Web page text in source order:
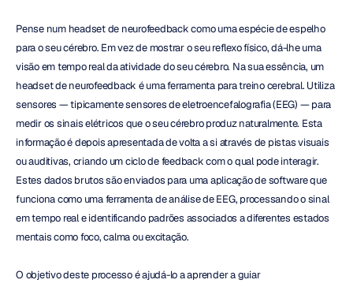
Pense num headset de neurofeedback como uma espécie de espelho
para o seu cérebro. Em vez de mostrar o seu reflexo físico, dá-lhe uma
visão em tempo real da atividade do seu cérebro. Na sua essência, um
headset de neurofeedback é uma ferramenta para treino cerebral. Utiliza
sensores — tipicamente sensores de eletroencefalografia (EEG) — para
medir os sinais elétricos que o seu cérebro produz naturalmente. Esta
informação é depois apresentada de volta a si através de pistas visuais
ou auditivas, criando um ciclo de feedback com o qual pode interagir.
Estes dados brutos são enviados para uma aplicação de software que
funciona como uma ferramenta de análise de EEG, processando o sinal
em tempo real e identificando padrões associados a diferentes estados
mentais como foco, calma ou excitação.
O objetivo deste processo é ajudá-lo a aprender a guiar